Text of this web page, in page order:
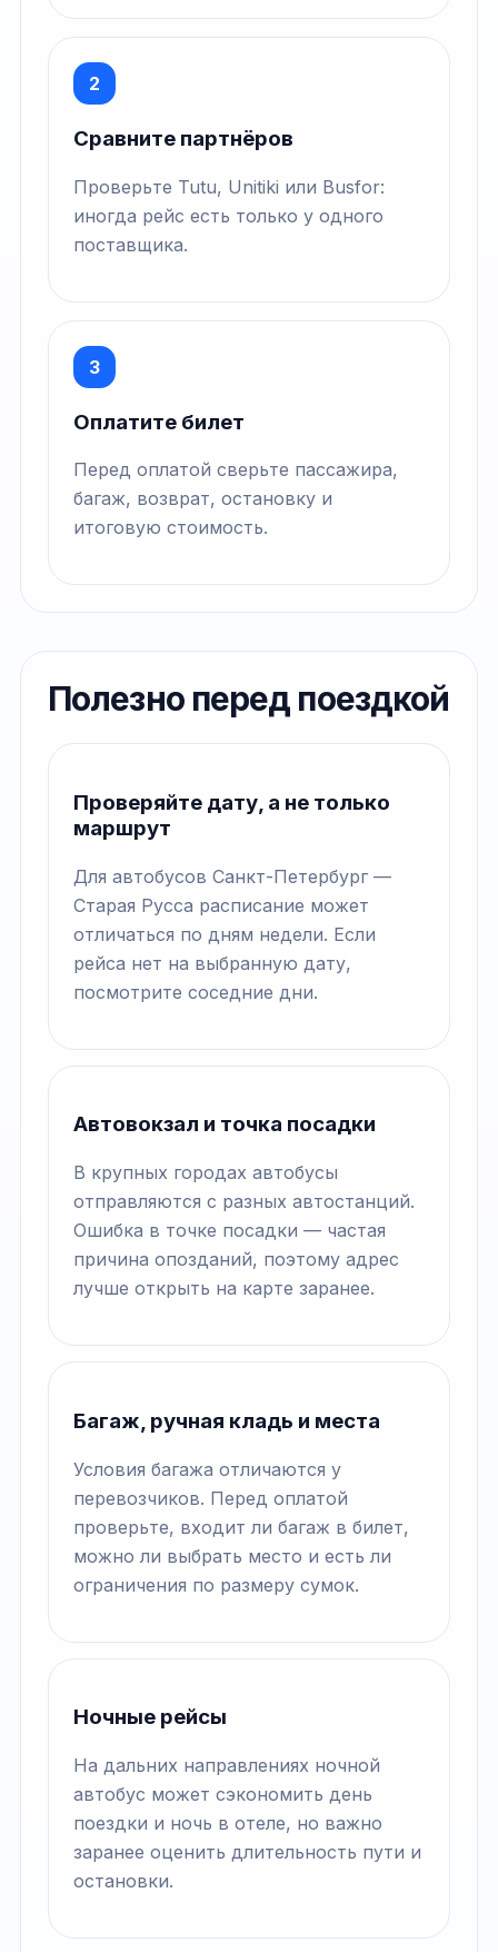
2
Сравните партнёров
Проверьте Tutu, Unitiki или Busfor:
иногда рейс есть только у одного
поставщика.
3
Оплатите билет
Перед оплатой сверьте пассажира,
багаж, возврат, остановку и
итоговую стоимость.
Полезно перед поездкой
Проверяйте дату, а не только
маршрут
Для автобусов Санкт-Петербург —
Старая Русса расписание может
отличаться по дням недели. Если
рейса нет на выбранную дату,
посмотрите соседние дни.
Автовокзал и точка посадки
В крупных городах автобусы
отправляются с разных автостанций.
Ошибка в точке посадки — частая
причина опозданий, поэтому адрес
лучше открыть на карте заранее.
Багаж, ручная кладь и места
Условия багажа отличаются у
перевозчиков. Перед оплатой
проверьте, входит ли багаж в билет,
можно ли выбрать место и есть ли
ограничения по размеру сумок.
Ночные рейсы
На дальних направлениях ночной
автобус может сэкономить день
поездки и ночь в отеле, но важно
заранее оценить длительность пути и
остановки.